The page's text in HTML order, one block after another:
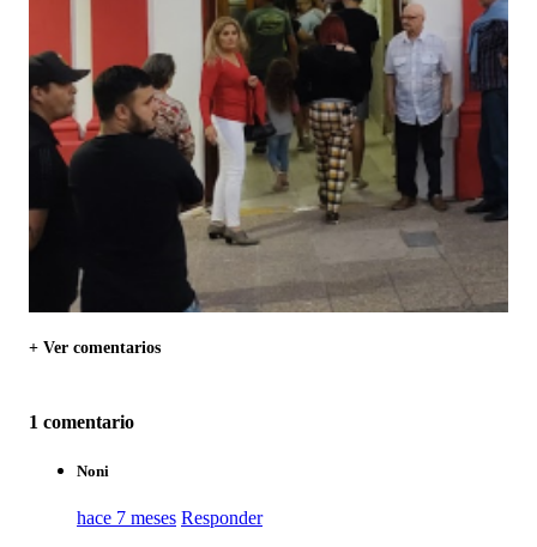
+ Ver comentarios
1 comentario
Noni
hace 7 meses Responder